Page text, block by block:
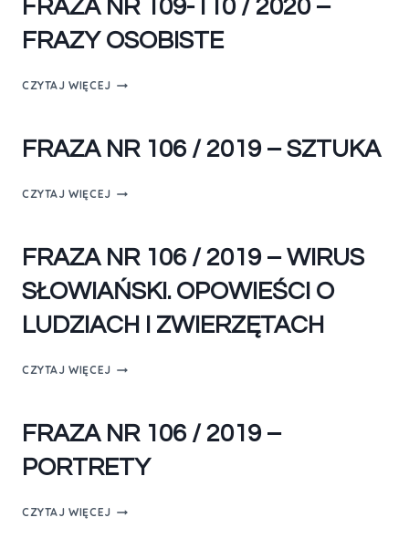
FRAZA NR 109-110 / 2020 –
FRAZY OSOBISTE
CZYTAJ WIĘCEJ
FRAZA NR 106 / 2019 – SZTUKA
CZYTAJ WIĘCEJ
FRAZA NR 106 / 2019 – WIRUS
SŁOWIAŃSKI. OPOWIEŚCI O
LUDZIACH I ZWIERZĘTACH
CZYTAJ WIĘCEJ
FRAZA NR 106 / 2019 –
PORTRETY
CZYTAJ WIĘCEJ